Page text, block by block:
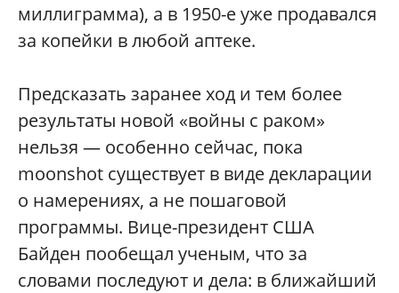
миллиграмма), а в 1950-е уже продавался
за копейки в любой аптеке.
Предсказать заранее ход и тем более
результаты новой «войны с раком»
нельзя — особенно сейчас, пока
moonshot существует в виде декларации
о намерениях, а не пошаговой
программы. Вице-президент США
Байден пообещал ученым, что за
словами последуют и дела: в ближайший